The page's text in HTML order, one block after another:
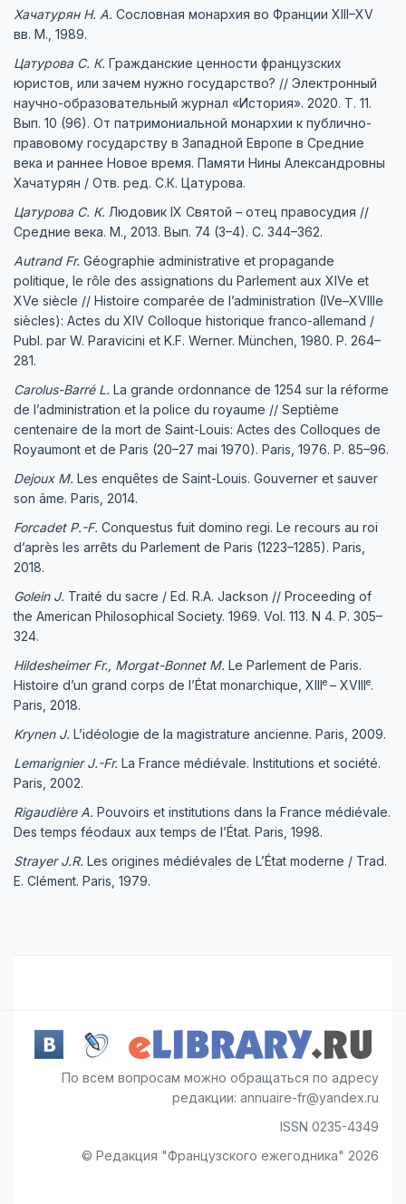
Хачатурян Н. А. Сословная монархия во Франции XIII–XV
вв. М., 1989.
Цатурова С. К. Гражданские ценности французских
юристов, или зачем нужно государство? // Электронный
научно-образовательный журнал «История». 2020. Т. 11.
Вып. 10 (96). От патримониальной монархии к публично-
правовому государству в Западной Европе в Средние
века и раннее Новое время. Памяти Нины Александровны
Хачатурян / Oтв. ред. С.К. Цатурова.
Цатурова С. К. Людовик IX Святой – отец правосудия //
Средние века. М., 2013. Вып. 74 (3–4). С. 344–362.
Autrand Fr. Géographie administrative et propagande
politique, le rôle des assignations du Parlement aux XIVe et
XVe siècle // Histoire comparée de l’administration (IVe–XVIIIe
siècles): Actes du XIV Colloque historique franco-allemand /
Publ. par W. Paravicini et K.F. Werner. München, 1980. P. 264–
281.
Carolus-Barré L. La grande ordonnance de 1254 sur la réforme
de l’administration et la police du royaume // Septième
centenaire de la mort de Saint-Louis: Actes des Colloques de
Royaumont et de Paris (20–27 mai 1970). Paris, 1976. Р. 85–96.
Dejoux M. Les enquêtes de Saint-Louis. Gouverner et sauver
son âme. Paris, 2014.
Forcadet P.-F. Conquestus fuit domino regi. Le recours au roi
d’après les arrêts du Parlement de Paris (1223–1285). Paris,
2018.
Golein J. Traité du sacre / Ed. R.A. Jackson // Proceeding of
the American Philosophical Society. 1969. Vol. 113. N 4. P. 305–
324.
Hildesheimer Fr., Morgat-Bonnet M. Le Parlement de Paris.
Histoire d’un grand corps de l’État monarchique, XIIIe – XVIIIe.
Paris, 2018.
Krynen J. L’idéologie de la magistrature ancienne. Paris, 2009.
Lemarignier J.-Fr. La France médiévale. Institutions et société.
Paris, 2002.
Rigaudière A. Pouvoirs et institutions dans la France médiévale.
Des temps féodaux aux temps de l’État. Paris, 1998.
Strayer J.R. Les origines médiévales de L’État moderne / Trad.
E. Clément. Paris, 1979.
По всем вопросам можно обращаться по адресу
редакции: annuaire-fr@yandex.ru
ISSN 0235-4349
© Редакция "Французского ежегодника" 2026